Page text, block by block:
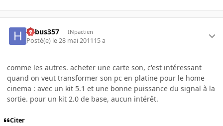
hebus357 INpactien
Posté(e) le 28 mai 201115 a
comme les autres. acheter une carte son, c'est intéressant
quand on veut transformer son pc en platine pour le home
cinema : avec un kit 5.1 et une bonne puissance du signal à la
sortie. pour un kit 2.0 de base, aucun intérêt.
Citer